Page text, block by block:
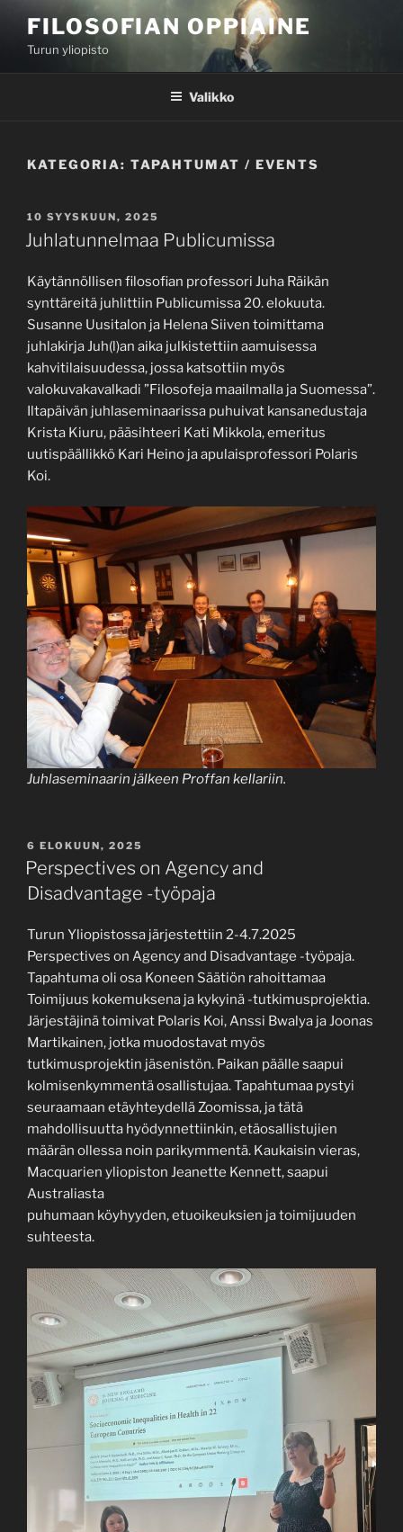
sisältöönFILOSOFIAN OPPIAINE
Turun yliopisto
Valikko
KATEGORIA: TAPAHTUMAT / EVENTS
JULKAISTU
10 SYYSKUUN, 2025
Juhlatunnelmaa Publicumissa
Käytännöllisen filosofian professori Juha Räikän
synttäreitä juhlittiin Publicumissa 20. elokuuta.
Susanne Uusitalon ja Helena Siiven toimittama
juhlakirja Juh(l)an aika julkistettiin aamuisessa
kahvitilaisuudessa, jossa katsottiin myös
valokuvakavalkadi ”Filosofeja maailmalla ja Suomessa”.
Iltapäivän juhlaseminaarissa puhuivat kansanedustaja
Krista Kiuru, pääsihteeri Kati Mikkola, emeritus
uutispäällikkö Kari Heino ja apulaisprofessori Polaris
Koi.
Juhlaseminaarin jälkeen Proffan kellariin.
JULKAISTU
6 ELOKUUN, 2025
Perspectives on Agency and
Disadvantage -työpaja
Turun Yliopistossa järjestettiin 2-4.7.2025
Perspectives on Agency and Disadvantage -työpaja.
Tapahtuma oli osa Koneen Säätiön rahoittamaa
Toimijuus kokemuksena ja kykyinä -tutkimusprojektia.
Järjestäjinä toimivat Polaris Koi, Anssi Bwalya ja Joonas
Martikainen, jotka muodostavat myös
tutkimusprojektin jäsenistön. Paikan päälle saapui
kolmisenkymmentä osallistujaa. Tapahtumaa pystyi
seuraamaan etäyhteydellä Zoomissa, ja tätä
mahdollisuutta hyödynnettiinkin, etäosallistujien
määrän ollessa noin parikymmentä. Kaukaisin vieras,
Macquarien yliopiston Jeanette Kennett, saapui
Australiasta
puhumaan köyhyyden, etuoikeuksien ja toimijuuden
suhteesta.